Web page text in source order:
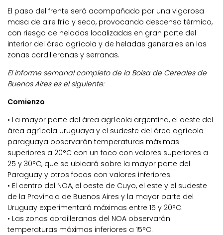
El paso del frente será acompañado por una vigorosa
masa de aire frío y seco, provocando descenso térmico,
con riesgo de heladas localizadas en gran parte del
interior del área agrícola y de heladas generales en las
zonas cordilleranas y serranas.
El informe semanal completo de la Bolsa de Cereales de
Buenos Aires es el siguiente:
Comienzo
• La mayor parte del área agrícola argentina, el oeste del
área agrícola uruguaya y el sudeste del área agrícola
paraguaya observarán temperaturas máximas
superiores a 20°C con un foco con valores superiores a
25 y 30°C, que se ubicará sobre la mayor parte del
Paraguay y otros focos con valores inferiores.
• El centro del NOA, el oeste de Cuyo, el este y el sudeste
de la Provincia de Buenos Aires y la mayor parte del
Uruguay experimentará máximas entre 15 y 20°C.
• Las zonas cordilleranas del NOA observarán
temperaturas máximas inferiores a 15°C.